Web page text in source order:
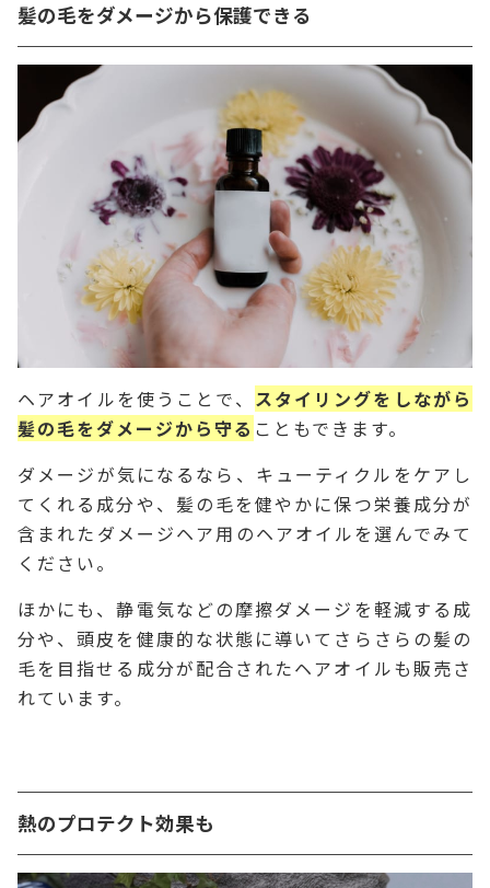
髪の毛をダメージから保護できる
ヘアオイルを使うことで、 スタイリングをしながら
髪の毛をダメージから守る こともできます。
ダメージが気になるなら、キューティクルをケアし
てくれる成分や、髪の毛を健やかに保つ栄養成分が
含まれたダメージヘア用のヘアオイルを選んでみて
ください。
ほかにも、静電気などの摩擦ダメージを軽減する成
分や、頭皮を健康的な状態に導いてさらさらの髪の
毛を目指せる成分が配合されたヘアオイルも販売さ
れています。
熱のプロテクト効果も